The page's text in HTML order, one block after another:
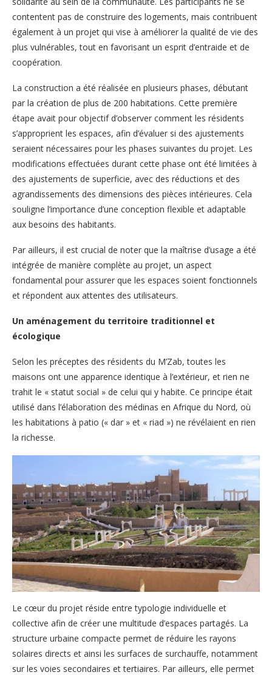
contentent pas de construire des logements, mais contribuent
également à un projet qui vise à améliorer la qualité de vie des
plus vulnérables, tout en favorisant un esprit d’entraide et de
coopération.
La construction a été réalisée en plusieurs phases, débutant
par la création de plus de 200 habitations. Cette première
étape avait pour objectif d’observer comment les résidents
s’approprient les espaces, afin d’évaluer si des ajustements
seraient nécessaires pour les phases suivantes du projet. Les
modifications effectuées durant cette phase ont été limitées à
des ajustements de superficie, avec des réductions et des
agrandissements des dimensions des pièces intérieures. Cela
souligne l’importance d’une conception flexible et adaptable
aux besoins des habitants.
Par ailleurs, il est crucial de noter que la maîtrise d’usage a été
intégrée de manière complète au projet, un aspect
fondamental pour assurer que les espaces soient fonctionnels
et répondent aux attentes des utilisateurs.
Un aménagement du territoire traditionnel et
écologique
Selon les préceptes des résidents du M’Zab, toutes les
maisons ont une apparence identique à l’extérieur, et rien ne
trahit le « statut social » de celui qui y habite. Ce principe était
utilisé dans l’élaboration des médinas en Afrique du Nord, où
les habitations à patio (« dar » et « riad ») ne révélaient en rien
la richesse.
Le cœur du projet réside entre typologie individuelle et
collective afin de créer une multitude d’espaces partagés. La
structure urbaine compacte permet de réduire les rayons
solaires directs et ainsi les surfaces de surchauffe, notamment
sur les voies secondaires et tertiaires. Par ailleurs, elle permet